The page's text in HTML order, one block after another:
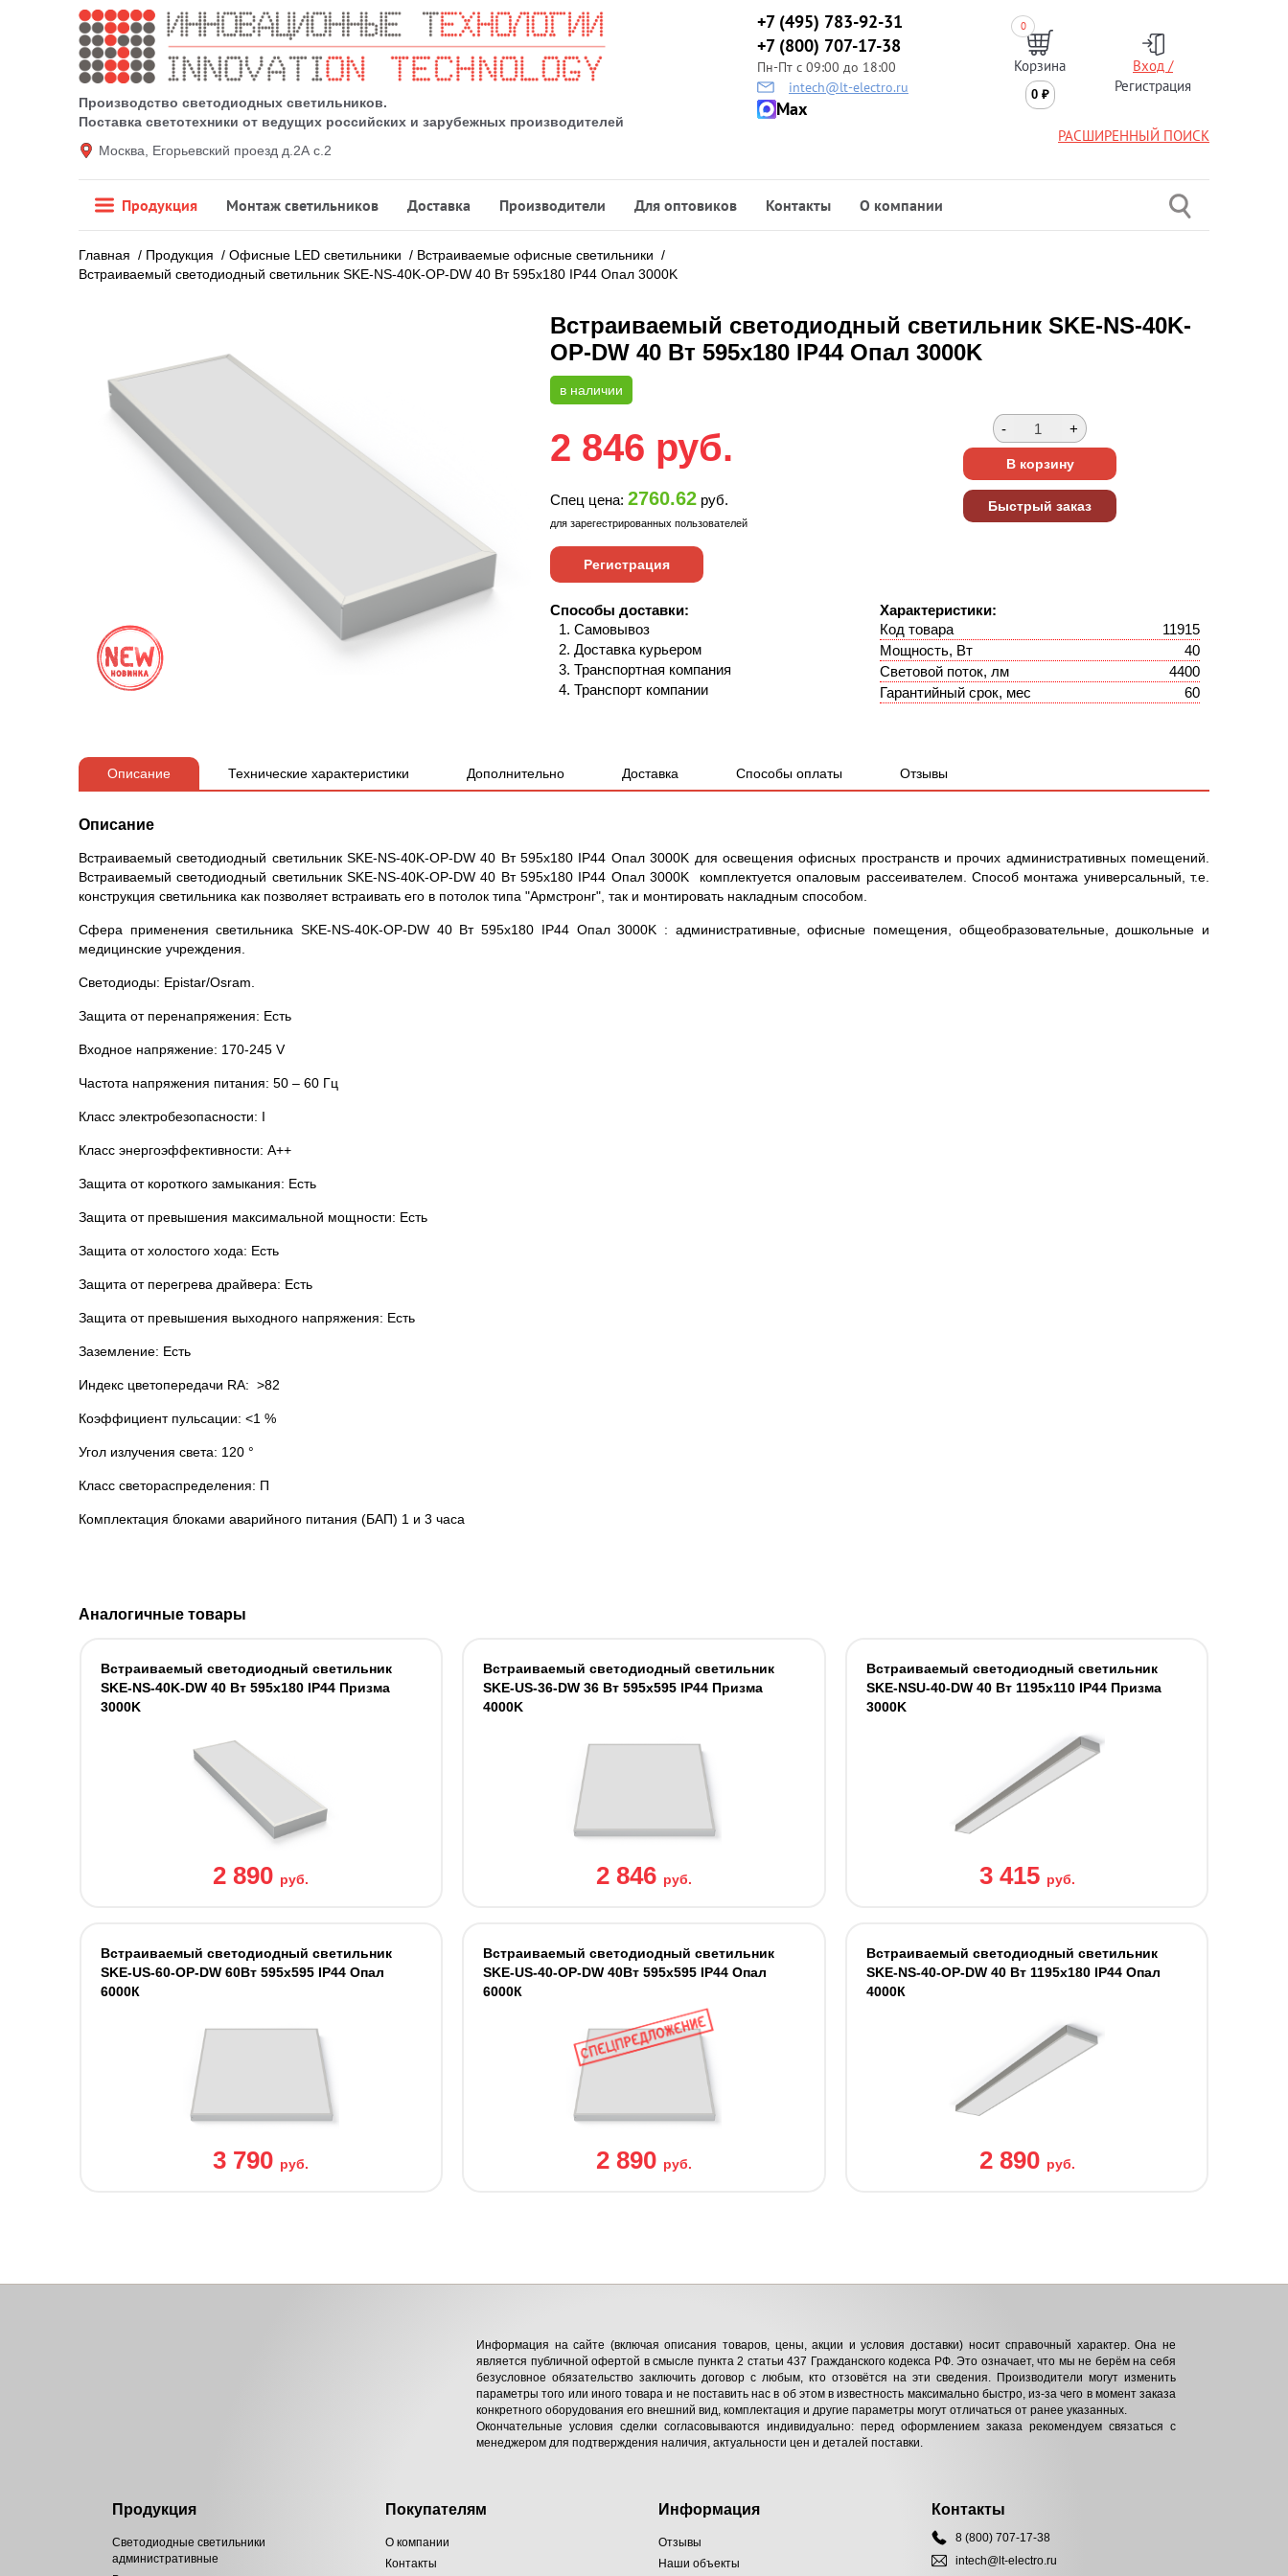
Производство светодиодных светильников.
Поставка светотехники от ведущих российских и зарубежных производителей
Москва, Егорьевский проезд д.2А с.2
+7 (495) 783-92-31
+7 (800) 707-17-38
Пн-Пт с 09:00 до 18:00
intech@lt-electro.ru
Max
0
Корзина
0 ₽
Вход /
Регистрация
РАСШИРЕННЫЙ ПОИСК
Продукция Монтаж светильников Доставка Производители Для оптовиков Контакты О компании
Главная / Продукция / Офисные LED светильники / Встраиваемые офисные светильники /
Встраиваемый светодиодный светильник SKE-NS-40K-OP-DW 40 Вт 595x180 IP44 Опал 3000K
Встраиваемый светодиодный светильник SKE-NS-40K-
OP-DW 40 Вт 595x180 IP44 Опал 3000K
в наличии
2 846 руб.
Спец цена: 2760.62 руб.
для зарегестрированных пользователей
Регистрация
Способы доставки:
Самовывоз
Доставка курьером
Транспортная компания
Транспорт компании
Характеристики:
Код товара
11915
Мощность, Вт
40
Световой поток, лм
4400
Гарантийный срок, мес
60
Описание Технические характеристики Дополнительно Доставка Способы оплаты Отзывы
Описание
Встраиваемый светодиодный светильник SKE-NS-40K-OP-DW 40 Вт 595x180 IP44 Опал 3000K для освещения офисных пространств и прочих административных помещений.
Встраиваемый светодиодный светильник SKE-NS-40K-OP-DW 40 Вт 595x180 IP44 Опал 3000K комплектуется опаловым рассеивателем. Способ монтажа универсальный, т.е.
конструкция светильника как позволяет встраивать его в потолок типа "Армстронг", так и монтировать накладным способом.
Сфера применения светильника SKE-NS-40K-OP-DW 40 Вт 595x180 IP44 Опал 3000K : административные, офисные помещения, общеобразовательные, дошкольные и
медицинские учреждения.
Светодиоды: Epistar/Osram.
Защита от перенапряжения: Есть
Входное напряжение: 170-245 V
Частота напряжения питания: 50 – 60 Гц
Класс электробезопасности: I
Класс энергоэффективности: А++
Защита от короткого замыкания: Есть
Защита от превышения максимальной мощности: Есть
Защита от холостого хода: Есть
Защита от перегрева драйвера: Есть
Защита от превышения выходного напряжения: Есть
Заземление: Есть
Индекс цветопередачи RA: >82
Коэффициент пульсации: <1 %
Угол излучения света: 120 °
Класс светораспределения: П
Комплектация блоками аварийного питания (БАП) 1 и 3 часа
Аналогичные товары
Встраиваемый светодиодный светильник
SKE-NS-40K-DW 40 Вт 595x180 IP44 Призма
3000K
2 890 руб.
Встраиваемый светодиодный светильник
SKE-US-36-DW 36 Вт 595x595 IP44 Призма
4000K
2 846 руб.
Встраиваемый светодиодный светильник
SKE-NSU-40-DW 40 Вт 1195x110 IP44 Призма
3000K
3 415 руб.
Встраиваемый светодиодный светильник
SKE-US-60-OP-DW 60Вт 595х595 IP44 Опал
6000К
3 790 руб.
Встраиваемый светодиодный светильник
SKE-US-40-OP-DW 40Вт 595х595 IP44 Опал
6000К
2 890 руб.
Встраиваемый светодиодный светильник
SKE-NS-40-OP-DW 40 Вт 1195х180 IP44 Опал
4000К
2 890 руб.
Информация на сайте (включая описания товаров, цены, акции и условия доставки) носит справочный характер. Она не
является публичной офертой в смысле пункта 2 статьи 437 Гражданского кодекса РФ. Это означает, что мы не берём на себя
безусловное обязательство заключить договор с любым, кто отзовётся на эти сведения. Производители могут изменить
параметры того или иного товара и не поставить нас в об этом в известность максимально быстро, из-за чего в момент заказа
конкретного оборудования его внешний вид, комплектация и другие параметры могут отличаться от ранее указанных.
Окончательные условия сделки согласовываются индивидуально: перед оформлением заказа рекомендуем связаться с
менеджером для подтверждения наличия, актуальности цен и деталей поставки.
Продукция
Светодиодные светильники
административные
Покупателям
О компании
Контакты
Информация
Отзывы
Наши объекты
Контакты
8 (800) 707-17-38
intech@lt-electro.ru